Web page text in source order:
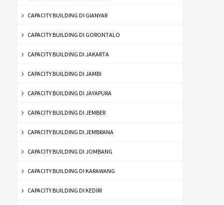
CAPACITY BUILDING DI GIANYAR
CAPACITY BUILDING DI GORONTALO
CAPACITY BUILDING DI JAKARTA
CAPACITY BUILDING DI JAMBI
CAPACITY BUILDING DI JAYAPURA
CAPACITY BUILDING DI JEMBER
CAPACITY BUILDING DI JEMBRANA
CAPACITY BUILDING DI JOMBANG
CAPACITY BUILDING DI KARAWANG
CAPACITY BUILDING DI KEDIRI